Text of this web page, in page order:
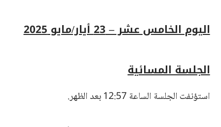
اليوم الخامس عشر – 23 أيار/مايو 2025
الجلسة المسائية
استؤنفت الجلسة الساعة 12:57 بعد الظهر.